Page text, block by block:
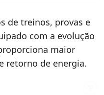
de treinos, provas e
com a evolução
maior
retorno de energia.